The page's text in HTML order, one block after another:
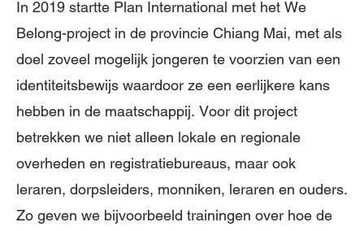
In 2019 startte Plan International met het We
Belong-project in de provincie Chiang Mai, met als
doel zoveel mogelijk jongeren te voorzien van een
identiteitsbewijs waardoor ze een eerlijkere kans
hebben in de maatschappij. Voor dit project
betrekken we niet alleen lokale en regionale
overheden en registratiebureaus, maar ook
leraren, dorpsleiders, monniken, leraren en ouders.
Zo geven we bijvoorbeeld trainingen over hoe de